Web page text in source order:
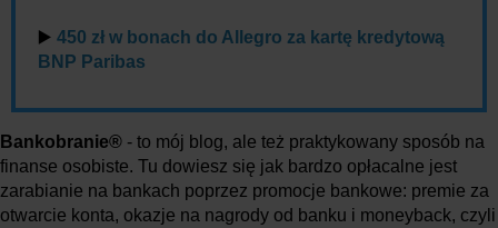
▶️ 450 zł w bonach do Allegro za kartę kredytową
BNP Paribas
Bankobranie® - to mój blog, ale też praktykowany sposób na
finanse osobiste. Tu dowiesz się jak bardzo opłacalne jest
zarabianie na bankach poprzez promocje bankowe: premie za
otwarcie konta, okazje na nagrody od banku i moneyback, czyli